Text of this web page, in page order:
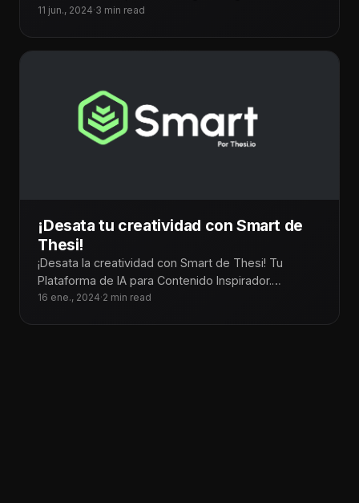
digital, las aplicaciones móviles se han
11 jun., 2024·3 min read
¡Desata tu creatividad con Smart de
Thesi!
¡Desata la creatividad con Smart de Thesi! Tu
Plataforma de IA para Contenido Inspirador.
Convierte tus ideas en creativos contenidos
16 ene., 2024·2 min read